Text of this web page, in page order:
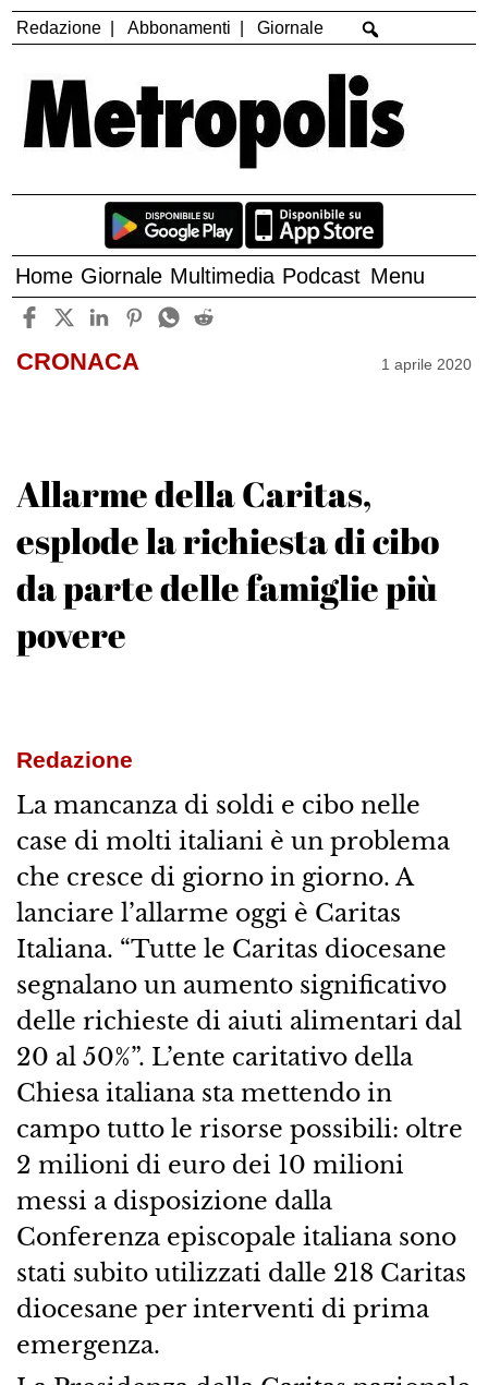
Redazione Abbonamenti Giornale
Home Giornale Multimedia Podcast Menu
CRONACA 1 aprile 2020
Allarme della Caritas,
esplode la richiesta di cibo
da parte delle famiglie più
povere
Redazione
La mancanza di soldi e cibo nelle
case di molti italiani è un problema
che cresce di giorno in giorno. A
lanciare l’allarme oggi è Caritas
Italiana. “Tutte le Caritas diocesane
segnalano un aumento significativo
delle richieste di aiuti alimentari dal
20 al 50%”. L’ente caritativo della
Chiesa italiana sta mettendo in
campo tutto le risorse possibili: oltre
2 milioni di euro dei 10 milioni
messi a disposizione dalla
Conferenza episcopale italiana sono
stati subito utilizzati dalle 218 Caritas
diocesane per interventi di prima
emergenza.